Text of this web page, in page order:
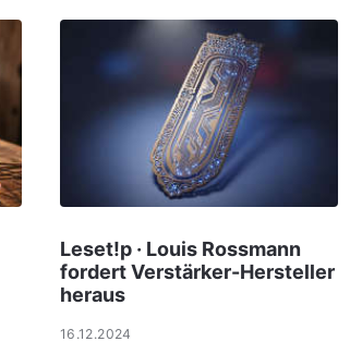
Leset!p · Louis Rossmann
fordert Verstärker-Hersteller
heraus
16.12.2024